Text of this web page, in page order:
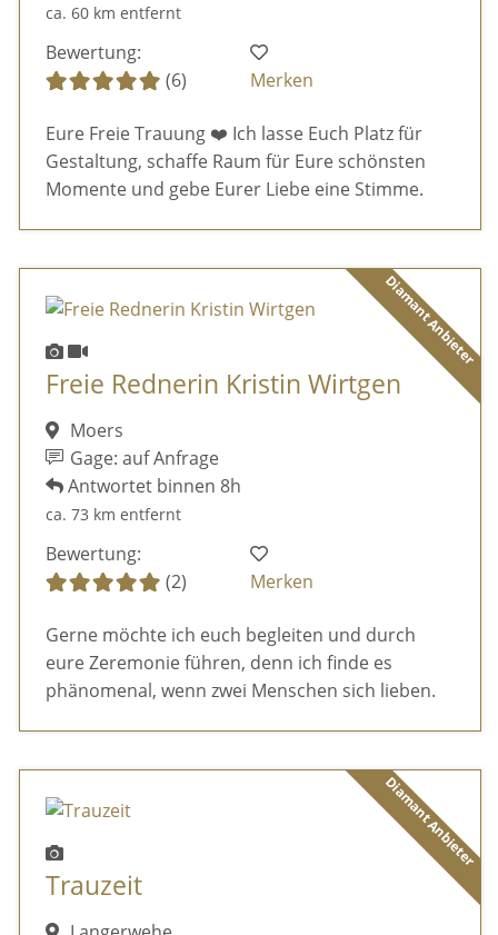
ca. 60 km entfernt
Bewertung:
(6)
Merken
Eure Freie Trauung ❤️ Ich lasse Euch Platz für
Gestaltung, schaffe Raum für Eure schönsten
Momente und gebe Eurer Liebe eine Stimme.
Diamant Anbieter
Freie Rednerin Kristin Wirtgen
Moers
Gage: auf Anfrage
Antwortet binnen 8h
ca. 73 km entfernt
Bewertung:
(2)
Merken
Gerne möchte ich euch begleiten und durch
eure Zeremonie führen, denn ich finde es
phänomenal, wenn zwei Menschen sich lieben.
Diamant Anbieter
Trauzeit